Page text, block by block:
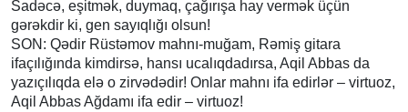
Sadəcə, eşitmək, duymaq, çağırışa hay vermək üçün
gərəkdir ki, gen sayıqlığı olsun!
SON: Qədir Rüstəmov mahnı-muğam, Rəmiş gitara
ifaçılığında kimdirsə, hansı ucalıqdadırsa, Aqil Abbas da
yazıçılıqda elə o zirvədədir! Onlar mahnı ifa edirlər – virtuoz,
Aqil Abbas Ağdamı ifa edir – virtuoz!